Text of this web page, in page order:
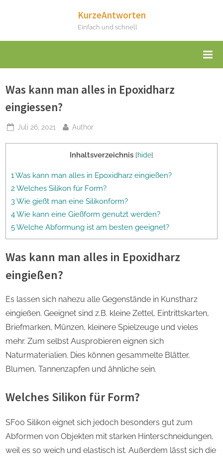
KurzeAntworten
Einfach und schnell
Was kann man alles in Epoxidharz
eingiessen?
Posted
Juli 26, 2021 By
Author
Inhaltsverzeichnis [hide]
1 Was kann man alles in Epoxidharz eingießen?
2 Welches Silikon für Form?
3 Wie gießt man eine Silikonform?
4 Wie kann eine Gießform genutzt werden?
5 Welche Abformung ist am besten geeignet?
Was kann man alles in Epoxidharz
eingießen?
Es lassen sich nahezu alle Gegenstände in Kunstharz
eingießen. Geeignet sind z.B. kleine Zettel, Eintrittskarten,
Briefmarken, Münzen, kleinere Spielzeuge und vieles
mehr. Zum selbst Ausprobieren eignen sich
Naturmaterialien. Dies können gesammelte Blätter,
Blumen, Tannenzapfen und ähnliche sein.
Welches Silikon für Form?
SF00 Silikon eignet sich jedoch besonders gut zum
Abformen von Objekten mit starken Hinterschneidungen,
weil es so weich und elastisch ist. Außerdem lässt sich die